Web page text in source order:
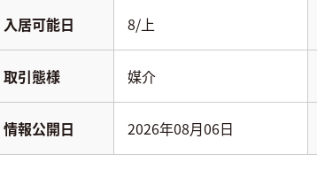
入居可能日 8/上
取引態様 媒介
情報公開日 2026年08月06日